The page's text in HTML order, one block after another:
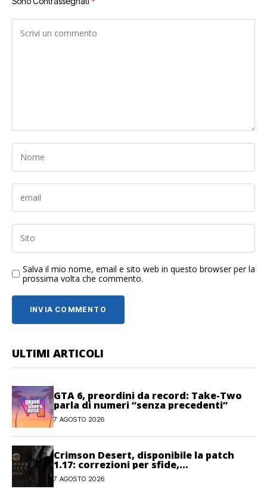
Salva il mio nome, email e sito web in questo browser per la
prossima volta che commento.
ULTIMI ARTICOLI
GTA 6, preordini da record: Take-Two
parla di numeri “senza precedenti”
7 AGOSTO 2026
Crimson Desert, disponibile la patch
1.17: correzioni per sfide,
combattimento e interfaccia
7 AGOSTO 2026